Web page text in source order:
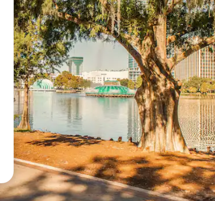
le haut et vers le bas pour les parcourir ou en appuyant et en